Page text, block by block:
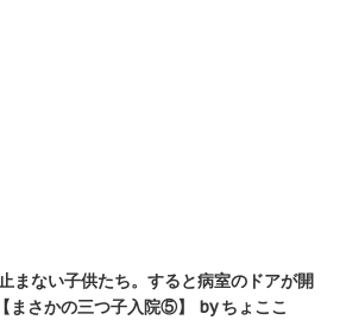
まない子供たち。すると病室のドアが開
まさかの三つ子入院⑤】 by ちょここ